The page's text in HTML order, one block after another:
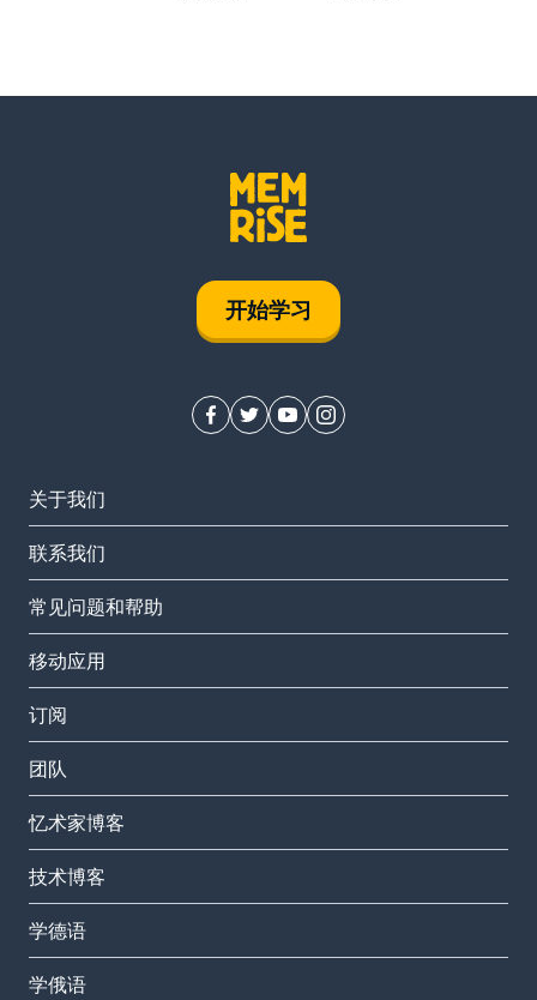
开始学习
关于我们
联系我们
常见问题和帮助
移动应用
订阅
团队
忆术家博客
技术博客
学德语
学俄语